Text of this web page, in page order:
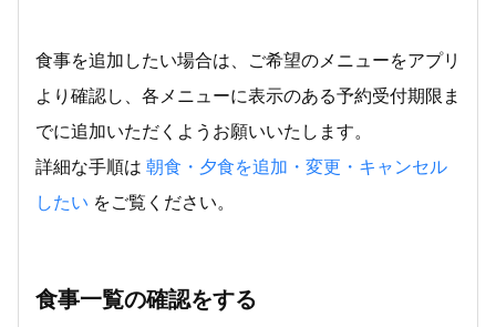
食事を追加したい場合は、ご希望のメニューをアプリ
より確認し、各メニューに表示のある予約受付期限ま
でに追加いただくようお願いいたします。
詳細な手順は 朝食・夕食を追加・変更・キャンセル
したい をご覧ください。
食事一覧の確認をする